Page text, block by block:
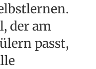
der am
passt,